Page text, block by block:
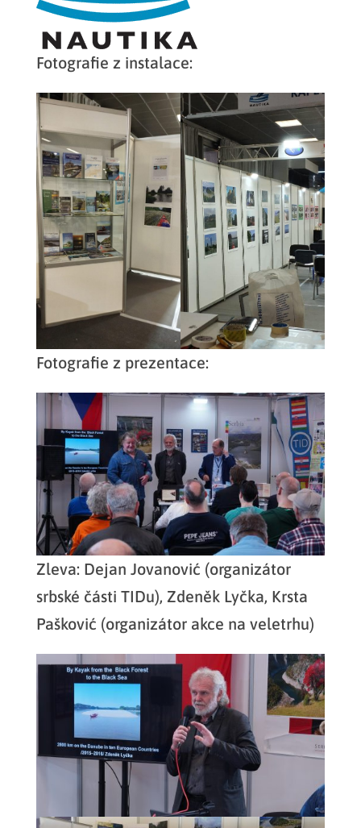
Fotografie z instalace:
Fotografie z prezentace:
Zleva: Dejan Jovanović (organizátor
srbské části TIDu), Zdeněk Lyčka, Krsta
Pašković (organizátor akce na veletrhu)